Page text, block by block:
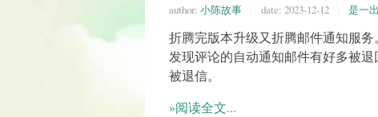
author: 小陈故事 date: 2023-12-12 是一出
折腾完版本升级又折腾邮件通知服务。
发现评论的自动通知邮件有好多被
被退信。
»阅读全文...